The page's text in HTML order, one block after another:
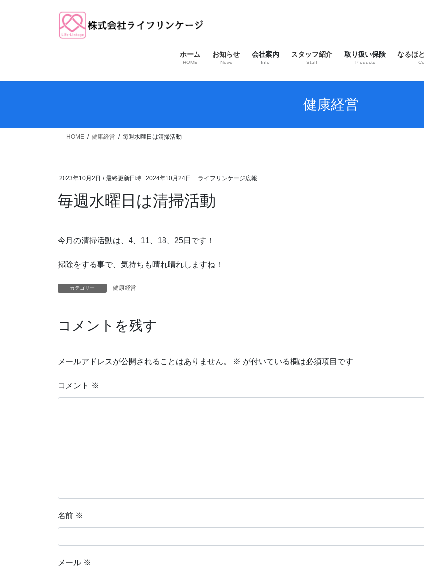
ホーム
HOME
お知らせ
News
会社案内
Info
スタッフ紹介
Staff
取り扱い保険
Products
なるほ
健康経営
HOME 健康経営 毎週水曜日は清掃活動
2023年10月2日 / 最終更新日時 : 2024年10月24日 ライフリンケージ広報
毎週水曜日は清掃活動
今月の清掃活動は、4、11、18、25日です！
掃除をする事で、気持ちも晴れ晴れしますね！
カテゴリー 健康経営
コメントを残す
メールアドレスが公開されることはありません。 ※ が付いている欄は必須項目です
コメント ※
名前 ※
メール ※